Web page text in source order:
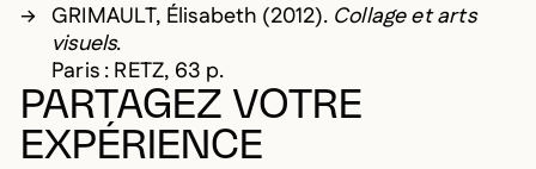
GRIMAULT, Élisabeth (2012). Collage et arts
visuels.
Paris : RETZ, 63 p.
PARTAGEZ VOTRE
EXPÉRIENCE